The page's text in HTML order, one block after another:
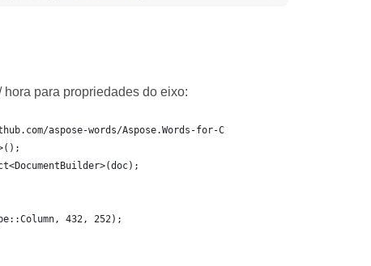
para propriedades do eixo:
aspose-words/Aspose.Words-for-C
432, 252);